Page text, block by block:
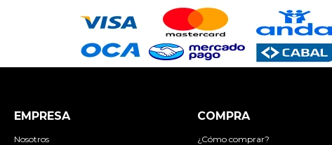
EMPRESA
Nosotros
COMPRA
¿Cómo comprar?